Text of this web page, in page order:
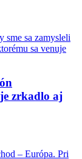
sme sa zamysleli
sa venuje
zrkadlo aj
– Európa. Pri